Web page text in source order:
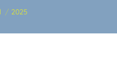
ici :2025